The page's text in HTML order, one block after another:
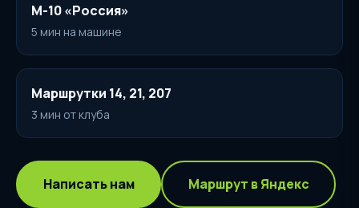
М-10 «Россия»
5 мин на машине
Маршрутки 14, 21, 207
3 мин от клуба
Написать нам Маршрут в Яндекс